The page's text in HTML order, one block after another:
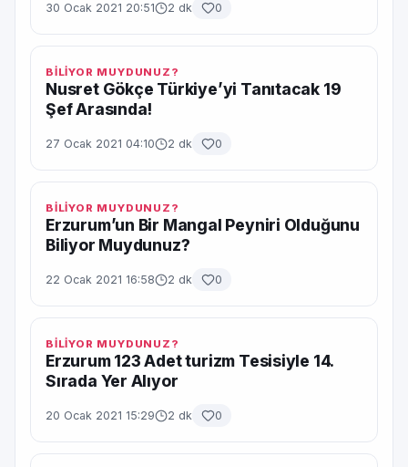
30 Ocak 2021 20:51 2 dk 0
BİLİYOR MUYDUNUZ?
Nusret Gökçe Türkiye’yi Tanıtacak 19
Şef Arasında!
27 Ocak 2021 04:10 2 dk 0
BİLİYOR MUYDUNUZ?
Erzurum’un Bir Mangal Peyniri Olduğunu
Biliyor Muydunuz?
22 Ocak 2021 16:58 2 dk 0
BİLİYOR MUYDUNUZ?
Erzurum 123 Adet turizm Tesisiyle 14.
Sırada Yer Alıyor
20 Ocak 2021 15:29 2 dk 0